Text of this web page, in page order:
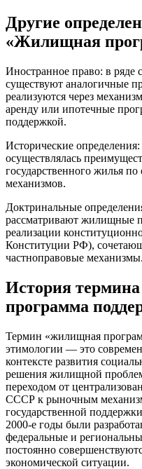
Другие
«Жилищная
Иностранное право: в
существуют аналогичные
реализуются через
аренду или ипотечные
поддержкой.
Исторические
осуществлялась
государственного жилья
механизмов.
Доктринальные
рассматривают жилищные
реализации
Конституции РФ),
частноправовые механизмы.
История
программа
Термин «жилищная
этимологии — это
контексте развития
решения жилищной
переходом от
СССР к рыночным
государственной
2000-е годы были
федеральные и
постоянно
экономической ситуации.